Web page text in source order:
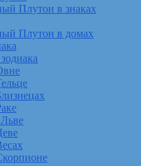
Плутон в знаках
Плутон в домах